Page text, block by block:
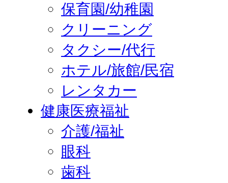
保育園/幼稚園
クリーニング
タクシー/代行
ホテル/旅館/民宿
レンタカー
健康医療福祉
介護/福祉
眼科
歯科